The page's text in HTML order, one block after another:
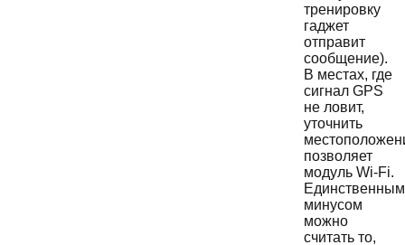
тренировку
гаджет
отправит
сообщение).
В местах, где
сигнал GPS
не ловит,
уточнить
позволяет
модуль Wi-Fi.
Единственным
минусом
можно
считать то,